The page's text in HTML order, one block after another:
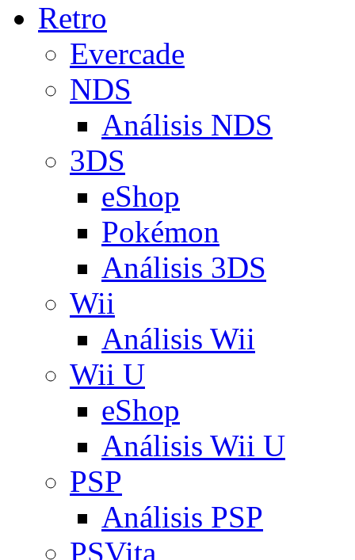
Retro
Evercade
NDS
Análisis NDS
3DS
eShop
Pokémon
Análisis 3DS
Wii
Análisis Wii
Wii U
eShop
Análisis Wii U
PSP
Análisis PSP
PSVita